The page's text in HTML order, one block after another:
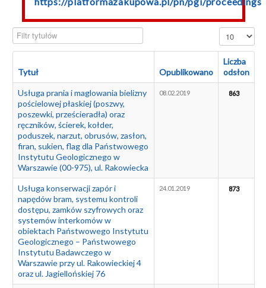
Dostawy
Roboty budowlane
Archiwum
Sprzedaż nieruchomości
Najem nieruchomości
Filtr tytułów Pokaż #
Tytuł Opublikowano
Liczba
odsłon
Usługa prania i maglowania bielizny
pościelowej płaskiej (poszwy,
poszewki, prześcieradła) oraz
ręczników, ścierek, kołder,
poduszek, narzut, obrusów, zasłon,
firan, sukien, flag dla Państwowego
Instytutu Geologicznego w
Warszawie (00-975), ul. Rakowiecka
08.02.2019 863
Usługa konserwacji zapór i
napędów bram, systemu kontroli
dostępu, zamków szyfrowych oraz
systemów interkomów w
obiektach Państwowego Instytutu
Geologicznego – Państwowego
Instytutu Badawczego w
Warszawie przy ul. Rakowieckiej 4
oraz ul. Jagiellońskiej 76
24.01.2019 873